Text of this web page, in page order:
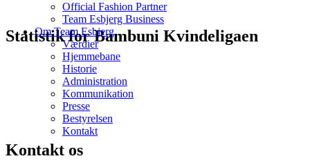
Official Fashion Partner
Team Esbjerg Business
Om Team Esbjerg
Værdier
Hjemmebane
Historie
Administration
Kommunikation
Presse
Bestyrelsen
Kontakt
Statistik for Bambuni Kvindeligaen
Kontakt os